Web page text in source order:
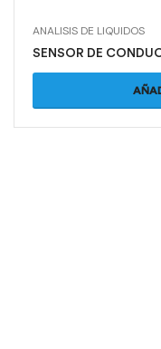
ANALISIS DE LIQUIDOS
SENSOR DE